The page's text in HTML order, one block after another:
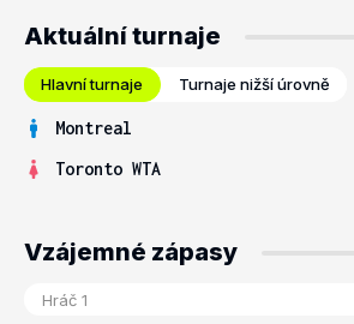
Aktuální turnaje
Hlavní turnaje Turnaje nižší úrovně
Montreal
Toronto WTA
Vzájemné zápasy